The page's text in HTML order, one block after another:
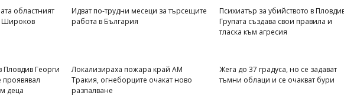
областният
Широков
Идват по-трудни месеци за търсещите
работа в България
Психиатър за убийството в
Групата създава свои правила и
тласка към агресия
Пловдив Георги
деца
Локализираха пожара край АМ
Тракия, огнеборците очакат ново
разпалване
Жега до 37 градуса, но се задават
тъмни облаци и се очакват бури